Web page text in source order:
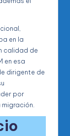
en la
calidad de
en esa
dirigente de
por